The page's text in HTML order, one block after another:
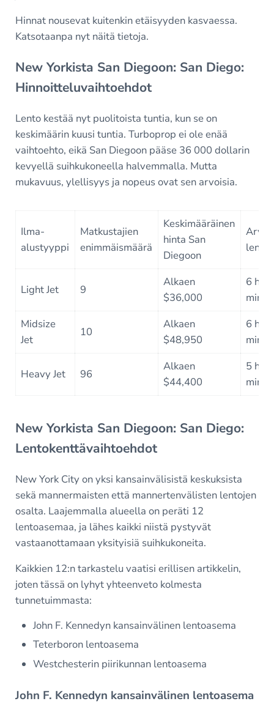
Hinnat nousevat kuitenkin etäisyyden kasvaessa.
Katsotaanpa nyt näitä tietoja.
New Yorkista San Diegoon: San Diego:
Hinnoitteluvaihtoehdot
Lento kestää nyt puolitoista tuntia, kun se on
keskimäärin kuusi tuntia. Turboprop ei ole enää
vaihtoehto, eikä San Diegoon pääse 36 000 dollarin
kevyellä suihkukoneella halvemmalla. Mutta
mukavuus, ylellisyys ja nopeus ovat sen arvoisia.
Ilma-
alustyyppi
Matkustajien
enimmäismäärä
Keskimääräinen
hinta San
Diegoon
Light Jet 9
Alkaen
$36,000
6 h
min
Midsize
Jet
10
Alkaen
$48,950
6 h
min
Heavy Jet 96
Alkaen
$44,400
5 h
min
New Yorkista San Diegoon: San Diego:
Lentokenttävaihtoehdot
New York City on yksi kansainvälisistä keskuksista
sekä mannermaisten että mannertenvälisten lentojen
osalta. Laajemmalla alueella on peräti 12
lentoasemaa, ja lähes kaikki niistä pystyvät
vastaanottamaan yksityisiä suihkukoneita.
Kaikkien 12:n tarkastelu vaatisi erillisen artikkelin,
joten tässä on lyhyt yhteenveto kolmesta
tunnetuimmasta:
John F. Kennedyn kansainvälinen lentoasema
Teterboron lentoasema
Westchesterin piirikunnan lentoasema
John F. Kennedyn kansainvälinen lentoasema